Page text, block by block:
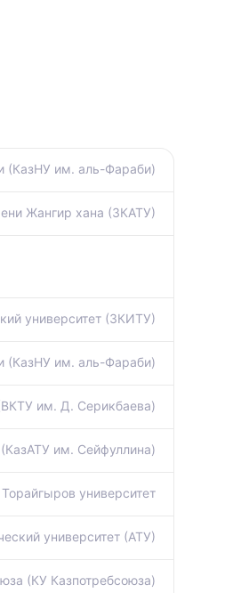
(КазНУ им. аль-Фараби)
Жангир хана (ЗКАТУ)
университет (ЗКИТУ)
(КазНУ им. аль-Фараби)
им. Д. Серикбаева)
им. Сейфуллина)
Торайгыров университет
университет (АТУ)
(КУ Казпотребсоюза)